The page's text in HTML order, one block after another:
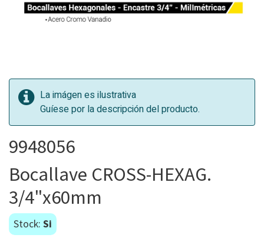
La imágen es ilustrativa
Guíese por la descripción del producto.
9948056
Bocallave CROSS-HEXAG.
3/4"x60mm
Stock: Si